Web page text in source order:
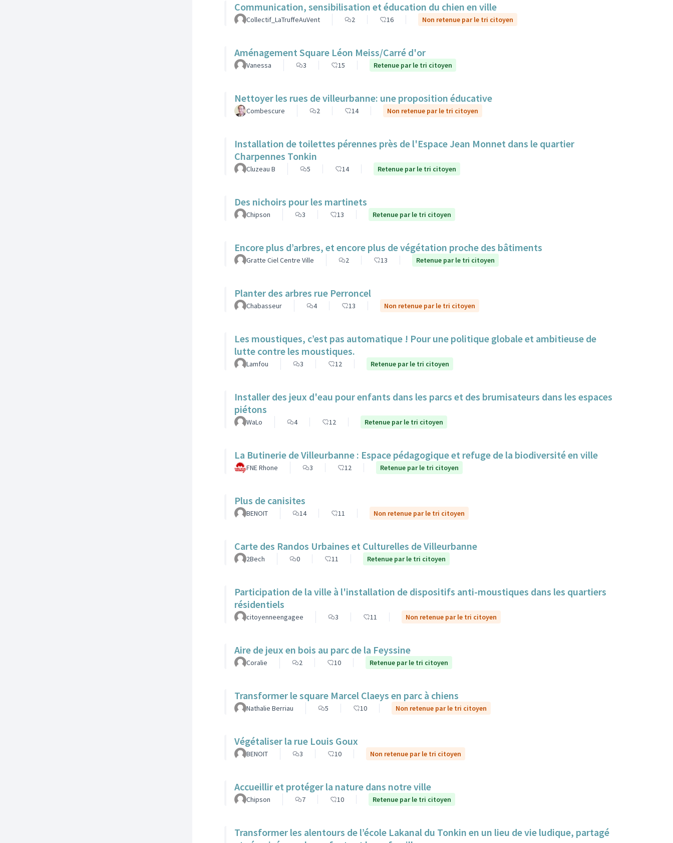
Communication, sensibilisation et éducation du chien en ville
Collectif_LaTruffeAuVent 2 16 Non retenue par le tri citoyen
Aménagement Square Léon Meiss/Carré d'or
Vanessa 3 15 Retenue par le tri citoyen
Nettoyer les rues de villeurbanne: une proposition éducative
Combescure 2 14 Non retenue par le tri citoyen
Installation de toilettes pérennes près de l'Espace Jean Monnet dans le quartier
Charpennes Tonkin
Cluzeau B 5 14 Retenue par le tri citoyen
Des nichoirs pour les martinets
Chipson 3 13 Retenue par le tri citoyen
Encore plus d’arbres, et encore plus de végétation proche des bâtiments
Gratte Ciel Centre Ville 2 13 Retenue par le tri citoyen
Planter des arbres rue Perroncel
Chabasseur 4 13 Non retenue par le tri citoyen
Les moustiques, c’est pas automatique ! Pour une politique globale et ambitieuse de
lutte contre les moustiques.
Lamfou 3 12 Retenue par le tri citoyen
Installer des jeux d'eau pour enfants dans les parcs et des brumisateurs dans les espaces
piétons
WaLo 4 12 Retenue par le tri citoyen
La Butinerie de Villeurbanne : Espace pédagogique et refuge de la biodiversité en ville
FNE Rhone 3 12 Retenue par le tri citoyen
Plus de canisites
BENOIT 14 11 Non retenue par le tri citoyen
Carte des Randos Urbaines et Culturelles de Villeurbanne
2Bech 0 11 Retenue par le tri citoyen
Participation de la ville à l'installation de dispositifs anti-moustiques dans les quartiers
résidentiels
citoyenneengagee 3 11 Non retenue par le tri citoyen
Aire de jeux en bois au parc de la Feyssine
Coralie 2 10 Retenue par le tri citoyen
Transformer le square Marcel Claeys en parc à chiens
Nathalie Berriau 5 10 Non retenue par le tri citoyen
Végétaliser la rue Louis Goux
BENOIT 3 10 Non retenue par le tri citoyen
Accueillir et protéger la nature dans notre ville
Chipson 7 10 Retenue par le tri citoyen
Transformer les alentours de l’école Lakanal du Tonkin en un lieu de vie ludique, partagé